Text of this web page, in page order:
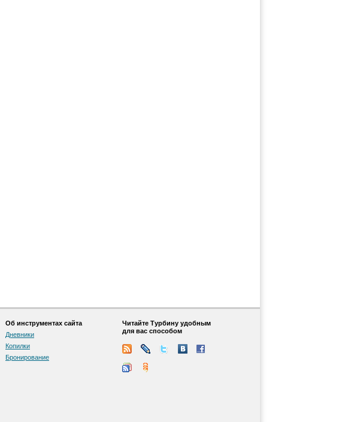
Об инструментах сайта
Дневники
Копилки
Бронирование
Читайте Турбину удобным
для вас способом